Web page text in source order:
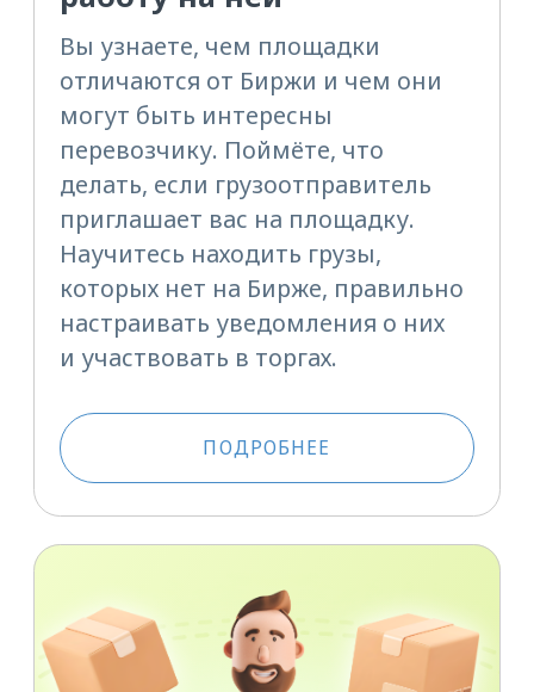
Вы научитесь создавать
площадку на ATI.SU
и настроить работу
на ней
Бесплатно
Грузовладельцам
ПОДРОБНЕЕ
настраивать уведомления о них
и участвовать в торгах.